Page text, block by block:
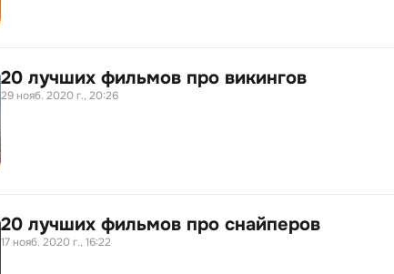
20 лучших фильмов про викингов
29 нояб. 2020 г., 20:26
20 лучших фильмов про снайперов
17 нояб. 2020 г., 16:22